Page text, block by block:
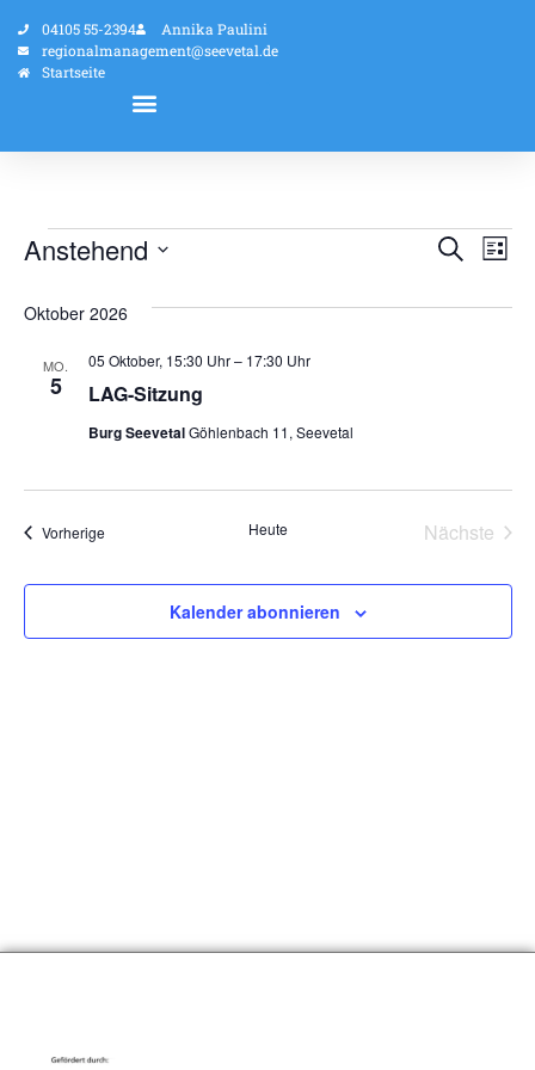
04105 55-2394
Annika Paulini
regionalmanagement@seevetal.de
Startseite
SucheListe
Anstehend
Oktober 2026
MO.
5 LAG-Sitzung
05 Oktober, 15:30 Uhr– 17:30 Uhr
Burg SeevetalGöhlenbach 11, Seevetal
VorherigeVeranstaltungen Heute Nächste
Kalender abonnieren